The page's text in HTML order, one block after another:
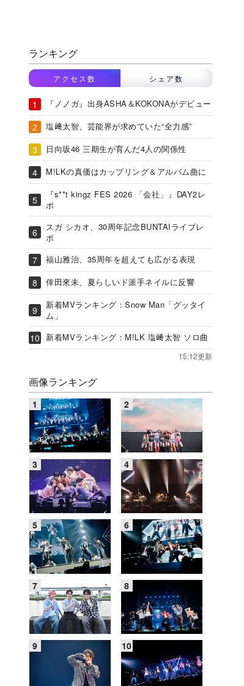
ランキング
アクセス数 シェア数
『ノノガ』出身ASHA＆KOKONAがデビュー
塩﨑太智、芸能界が求めていた“全力感”
日向坂46 三期生が育んだ4人の関係性
M!LKの真価はカップリング＆アルバム曲に
『s**t kingz FES 2026 「会社」』DAY2レ
ポ
スガ シカオ、30周年記念BUNTAIライブレ
ポ
福山雅治、35周年を超えても広がる表現
倖田來未、夏らしいド派手ネイルに反響
新着MVランキング：Snow Man「グッタイ
ム」
新着MVランキング：M!LK 塩﨑太智 ソロ曲
15:12更新
画像ランキング